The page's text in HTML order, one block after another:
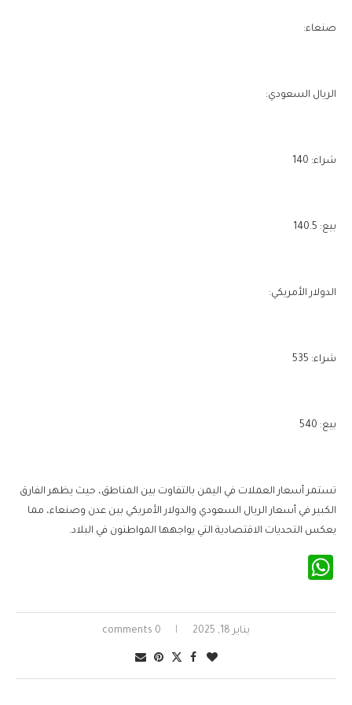
صنعاء:
الريال السعودي:
شراء: 140
بيع: 140.5
الدولار الأمريكي:
شراء: 535
بيع: 540
تستمر أسعار العملات في اليمن بالتفاوت بين المناطق، حيث يظهر الفارق
الكبير في أسعار الريال السعودي والدولار الأمريكي بين عدن وصنعاء، مما
يعكس التحديات الاقتصادية التي يواجهها المواطنون في البلاد.
يناير 18, 2025 0 comments